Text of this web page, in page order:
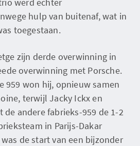
hulp van buitenaf, wat in
toegestaan.
zijn derde overwinning in
overwinning met Porsche.
959 won hij, opnieuw samen
terwijl Jacky Ickx en
de andere fabrieks-959 de 1-2
in Parijs-Dakar
de start van een bijzonder